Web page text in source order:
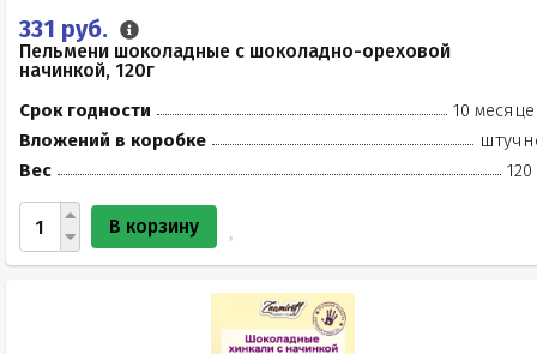
331 руб.
Пельмени шоколадные с шоколадно-ореховой
начинкой, 120г
Срок годности
10
Вложений в коробке
Вес
120
В корзину